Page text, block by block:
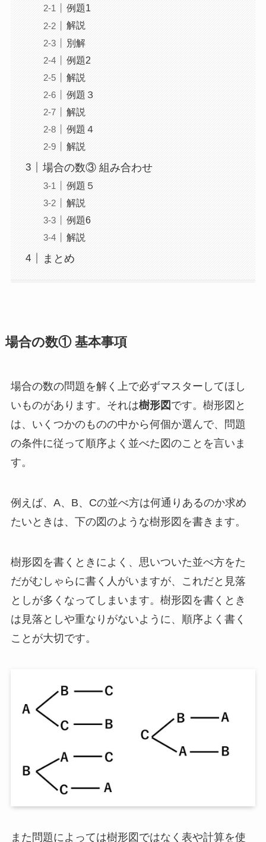
例題1
解説
別解
例題2
解説
例題３
解説
例題４
解説
場合の数③ 組み合わせ
例題５
解説
例題6
解説
まとめ
場合の数① 基本事項
場合の数の問題を解く上で必ずマスターしてほし
いものがあります。それは樹形図 です。樹形図と
は、いくつかのものの中から何個か選んで、問題
の条件に従って順序よく並べた図のことを言いま
す。
例えば、A、B、Cの並べ方は何通りあるのか求め
たいときは、下の図のような樹形図を書きます。
樹形図を書くときによく、思いついた並べ方をた
だがむしゃらに書く人がいますが、これだと見落
としが多くなってしまいます。樹形図を書くとき
は見落としや重なりがないように、順序よく書く
ことが大切です。
また問題によっては樹形図ではなく表や計算を使